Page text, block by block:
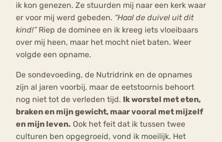
ik kon genezen. Ze stuurden mij naar een kerk waar
er voor mij werd gebeden. “Haal de duivel uit dit
kind!”Riep de dominee en ik kreeg iets vloeibaars
over mij heen, maar het mocht niet baten. Weer
volgde een opname.
De sondevoeding, de Nutridrink en de opnames
zijn al jaren voorbij, maar de eetstoornis behoort
nog niet tot de verleden tijd. Ik worstel met eten,
braken en mijn gewicht, maar vooral met mijzelf
en mijn leven. Ook het feit dat ik tussen twee
culturen ben opgegroeid, vond ik moeilijk. Het